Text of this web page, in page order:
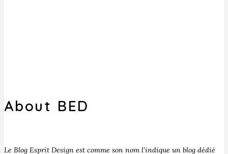
About BED
Le Blog Esprit Design est comme son nom l’indique un blog dédié